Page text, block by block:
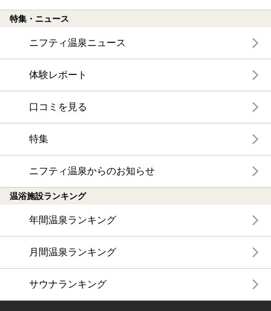
特集・ニュース
ニフティ温泉ニュース
体験レポート
口コミを見る
特集
ニフティ温泉からのお知らせ
温浴施設ランキング
年間温泉ランキング
月間温泉ランキング
サウナランキング